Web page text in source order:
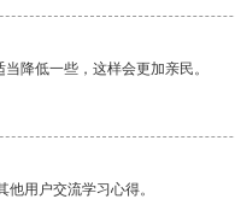
降低一些，这样会更加亲民。
用户交流学习心得。